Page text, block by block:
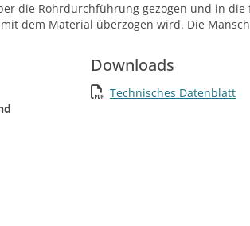
die Rohrdurchführung gezogen und in
dem Material überzogen wird. Die
Downloads
Technisches Datenblatt